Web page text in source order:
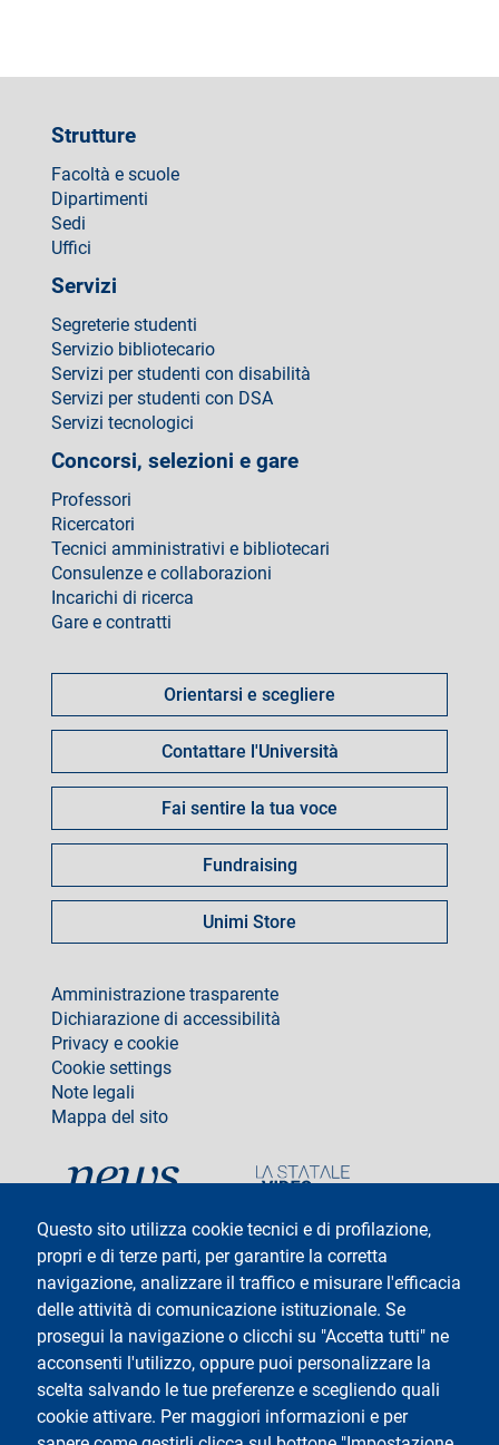
Questo sito utilizza cookie tecnici e di profilazione,
propri e di terze parti, per garantire la corretta
navigazione, analizzare il traffico e misurare l'efficacia
delle attività di comunicazione istituzionale. Se
prosegui la navigazione o clicchi su "Accetta tutti" ne
acconsenti l'utilizzo, oppure puoi personalizzare la
scelta salvando le tue preferenze e scegliendo quali
cookie attivare. Per maggiori informazioni e per
Strutture
Facoltà e scuole
Dipartimenti
Sedi
Uffici
Servizi
Segreterie studenti
Servizio bibliotecario
Servizi per studenti con disabilità
Servizi per studenti con DSA
Servizi tecnologici
Concorsi, selezioni e gare
Professori
Ricercatori
Tecnici amministrativi e bibliotecari
Consulenze e collaborazioni
Incarichi di ricerca
Gare e contratti
fare
Orientarsi e scegliere
Contattare l'Università
Fai sentire la tua voce
Fundraising
Unimi Store
footer
Amministrazione trasparente
Dichiarazione di accessibilità
Privacy e cookie
Cookie settings
Note legali
Mappa del sito
Testo
Università degli Studi di Milano
Via Festa del Perdono 7 - 20122 Milano
Tel: +39 02 5032 5032
InformaStudenti
Posta Elettronica Certificata
C.F. 80012650158 - P.I. 03064870151
Codice LEI
social